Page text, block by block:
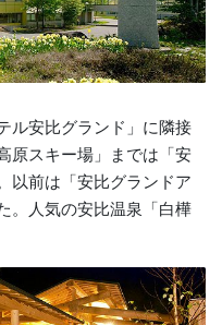
ル安比グランド」に隣接
原スキー場」までは「安
以前は「安比グランドア
。人気の安比温泉「白樺